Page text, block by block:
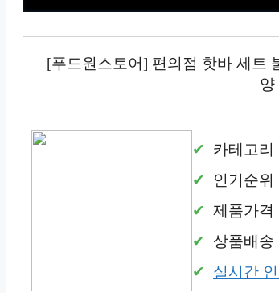
[푸드원스토어] 편의점 핫바 세트
양
카테고리
인기순위
제품가격
상품배송
실시간